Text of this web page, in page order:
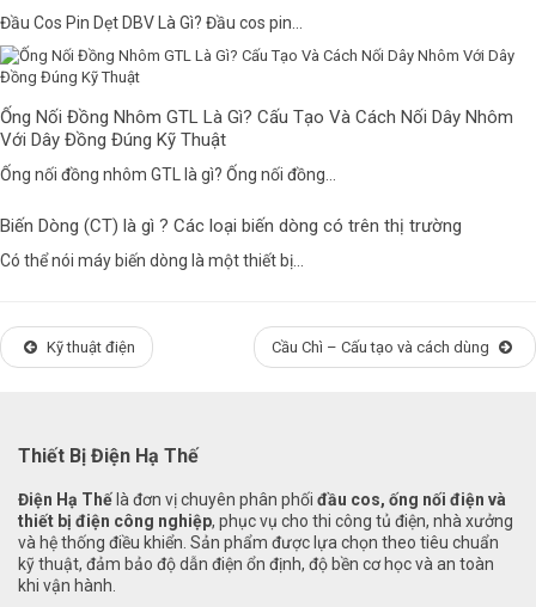
Đầu Cos Pin Dẹt DBV Là Gì? Đầu cos pin...
Ống Nối Đồng Nhôm GTL Là Gì? Cấu Tạo Và Cách Nối Dây Nhôm
Với Dây Đồng Đúng Kỹ Thuật
Ống nối đồng nhôm GTL là gì? Ống nối đồng...
Biến Dòng (CT) là gì ? Các loại biến dòng có trên thị trường
Có thể nói máy biến dòng là một thiết bị...
Kỹ thuật điện Cầu Chì – Cấu tạo và cách dùng
Thiết Bị Điện Hạ Thế
Điện Hạ Thếlà đơn vị chuyên phân phối đầu cos, ống nối điện và
thiết bị điện công nghiệp, phục vụ cho thi công tủ điện, nhà xưởng
và hệ thống điều khiển. Sản phẩm được lựa chọn theo tiêu chuẩn
kỹ thuật, đảm bảo độ dẫn điện ổn định, độ bền cơ học và an toàn
khi vận hành.